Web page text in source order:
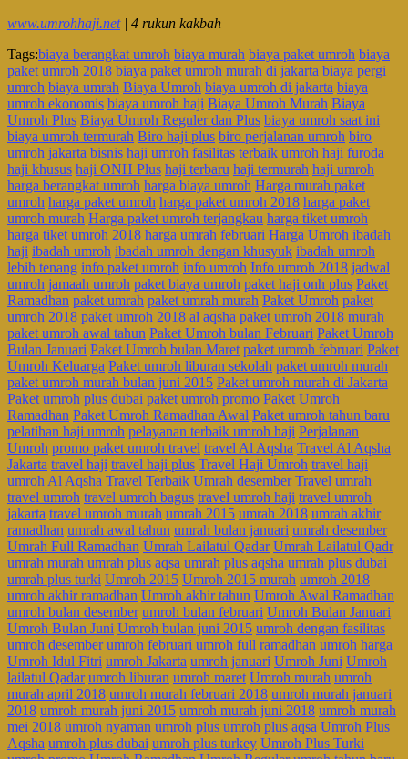
www.umrohhaji.net| 4 rukun kakbah
Tags:biaya berangkat umroh biaya murah biaya paket umroh biaya
paket umroh 2018 biaya paket umroh murah di jakarta biaya pergi
umroh biaya umrah Biaya Umroh biaya umroh di jakarta biaya
umroh ekonomis biaya umroh haji Biaya Umroh Murah Biaya
Umroh Plus Biaya Umroh Reguler dan Plus biaya umroh saat ini
biaya umroh termurah Biro haji plus biro perjalanan umroh biro
umroh jakarta bisnis haji umroh fasilitas terbaik umroh haji furoda
haji khusus haji ONH Plus haji terbaru haji termurah haji umroh
harga berangkat umroh harga biaya umroh Harga murah paket
umroh harga paket umroh harga paket umroh 2018 harga paket
umroh murah Harga paket umroh terjangkau harga tiket umroh
harga tiket umroh 2018 harga umrah februari Harga Umroh ibadah
haji ibadah umroh ibadah umroh dengan khusyuk ibadah umroh
lebih tenang info paket umroh info umroh Info umroh 2018 jadwal
umroh jamaah umroh paket biaya umroh paket haji onh plus Paket
Ramadhan paket umrah paket umrah murah Paket Umroh paket
umroh 2018 paket umroh 2018 al aqsha paket umroh 2018 murah
paket umroh awal tahun Paket Umroh bulan Februari Paket Umroh
Bulan Januari Paket Umroh bulan Maret paket umroh februari Paket
Umroh Keluarga Paket umroh liburan sekolah paket umroh murah
paket umroh murah bulan juni 2015 Paket umroh murah di Jakarta
Paket umroh plus dubai paket umroh promo Paket Umroh
Ramadhan Paket Umroh Ramadhan Awal Paket umroh tahun baru
pelatihan haji umroh pelayanan terbaik umroh haji Perjalanan
Umroh promo paket umroh travel travel Al Aqsha Travel Al Aqsha
Jakarta travel haji travel haji plus Travel Haji Umroh travel haji
umroh Al Aqsha Travel Terbaik Umrah desember Travel umrah
travel umroh travel umroh bagus travel umroh haji travel umroh
jakarta travel umroh murah umrah 2015 umrah 2018 umrah akhir
ramadhan umrah awal tahun umrah bulan januari umrah desember
Umrah Full Ramadhan Umrah Lailatul Qadar Umrah Lailatul Qadr
umrah murah umrah plus aqsa umrah plus aqsha umrah plus dubai
umrah plus turki Umroh 2015 Umroh 2015 murah umroh 2018
umroh akhir ramadhan Umroh akhir tahun Umroh Awal Ramadhan
umroh bulan desember umroh bulan februari Umroh Bulan Januari
Umroh Bulan Juni Umroh bulan juni 2015 umroh dengan fasilitas
umroh desember umroh februari umroh full ramadhan umroh harga
Umroh Idul Fitri umroh Jakarta umroh januari Umroh Juni Umroh
lailatul Qadar umroh liburan umroh maret Umroh murah umroh
murah april 2018 umroh murah februari 2018 umroh murah januari
2018 umroh murah juni 2015 umroh murah juni 2018 umroh murah
mei 2018 umroh nyaman umroh plus umroh plus aqsa Umroh Plus
Aqsha umroh plus dubai umroh plus turkey Umroh Plus Turki